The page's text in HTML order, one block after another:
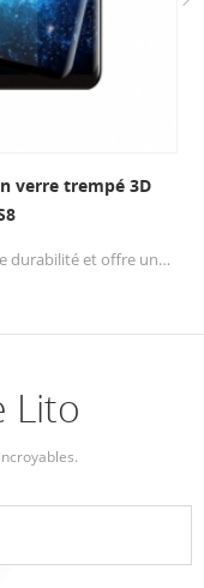
3D Apple
Spécialement conçu pour iPhone 6S iPhone 6 Smartphone.Coupez votre téléphone bord à bord, donnez à votre téléphone la meilleure protection et un nouveau visage.
Lito